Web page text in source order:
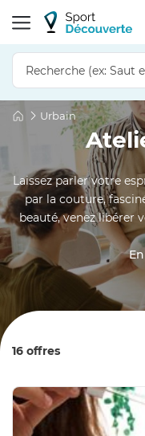
Urbain
Laissez parler votre
par la couture,
beauté, venez libérer
talent. Des
attendent, durant
uniques tout en vous
maintenant et
chaque atelier
16 offres